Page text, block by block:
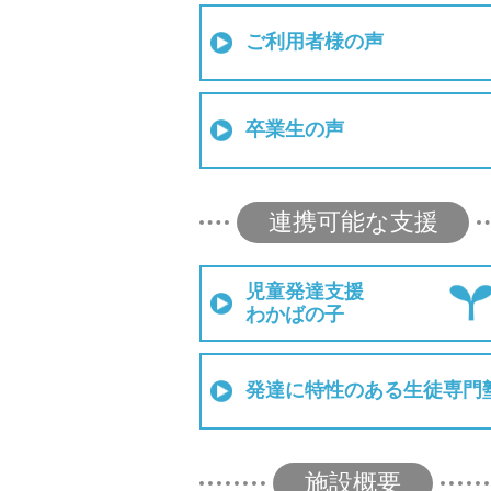
ご利用者様の声
卒業生の声
連携可能な支援
児童発達支援
わかばの子
発達に特性のある生徒専門
施設概要